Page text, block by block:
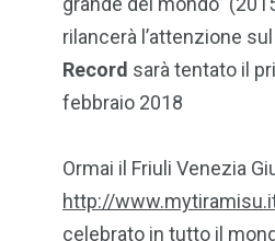
rilancerà l’attenzione
Record sarà tentato il
febbraio 2018
Ormai il Friuli Venezia
http://
celebrato in tutto il